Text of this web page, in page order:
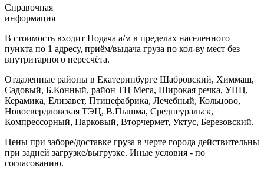
Справочная
информация
В стоимость входит Подача а/м в пределах населенного
пункта по 1 адресу, приём/выдача груза по кол-ву мест без
внутритарного пересчёта.
Отдаленные районы в Екатеринбурге Шабровский, Химмаш,
Садовый, Б.Конный, район ТЦ Мега, Широкая речка, УНЦ,
Керамика, Елизавет, Птицефабрика, Лечебный, Кольцово,
Новосвердловская ТЭЦ, В.Пышма, Среднеуральск,
Компрессорный, Парковый, Вторчермет, Уктус, Березовский.
Цены при заборе/доставке груза в черте города действительны
при задней загрузке/выгрузке. Иные условия - по
согласованию.